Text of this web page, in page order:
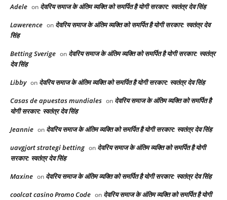
Adele on देवरिय समाज के अंतिम व्यक्ति को समर्पित है योगी सरकार: स्वतंत्र देव सिंह
Lawerence on देवरिय समाज के अंतिम व्यक्ति को समर्पित है योगी सरकार: स्वतंत्र देव
सिंह
Betting Sverige on देवरिय समाज के अंतिम व्यक्ति को समर्पित है योगी सरकार: स्वतंत्र
देव सिंह
Libby on देवरिय समाज के अंतिम व्यक्ति को समर्पित है योगी सरकार: स्वतंत्र देव सिंह
Casas de apuestas mundiales on देवरिय समाज के अंतिम व्यक्ति को समर्पित है
योगी सरकार: स्वतंत्र देव सिंह
Jeannie on देवरिय समाज के अंतिम व्यक्ति को समर्पित है योगी सरकार: स्वतंत्र देव सिंह
uavgjort strategi betting on देवरिय समाज के अंतिम व्यक्ति को समर्पित है योगी
सरकार: स्वतंत्र देव सिंह
Maxine on देवरिय समाज के अंतिम व्यक्ति को समर्पित है योगी सरकार: स्वतंत्र देव सिंह
coolcat casino Promo Code on देवरिय समाज के अंतिम व्यक्ति को समर्पित है योगी